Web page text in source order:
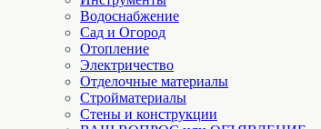
Водоснабжение
Сад и Огород
Отопление
Электричество
Отделочные материалы
Стройматериалы
Стены и конструкции